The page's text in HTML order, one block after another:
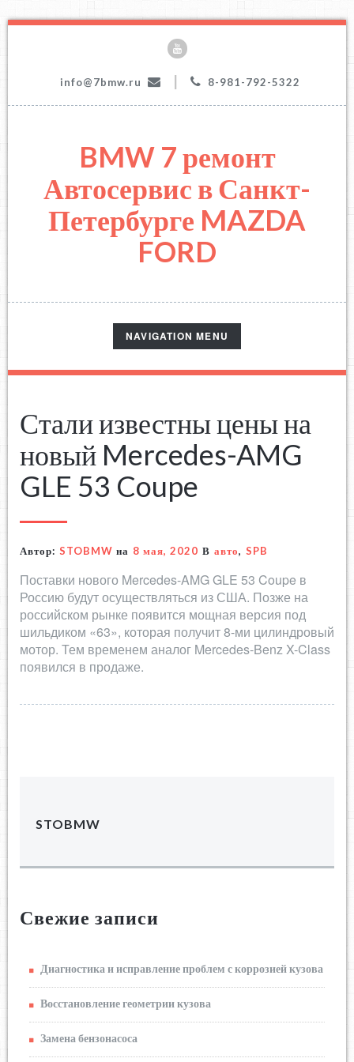
info@7bmw.ru 8-981-792-5322
BMW 7 ремонт
Автосервис в Санкт-
Петербурге MAZDA
FORD
TOGGLE
NAVIGATION
NAVIGATION MENU
Стали известны цены на
новый Mercedes-AMG
GLE 53 Coupe
Автор: STOBMW на 8 мая, 2020 В авто, SPB
Поставки нового Mercedes-AMG GLE 53 Coupe в
Россию будут осуществляться из США. Позже на
российском рынке появится мощная версия под
шильдиком «63», которая получит 8-ми цилиндровый
мотор. Тем временем аналог Mercedes-Benz X-Class
появился в продаже.
STOBMW
Свежие записи
Диагностика и исправление проблем с коррозией кузова
Восстановление геометрии кузова
Замена бензонасоса